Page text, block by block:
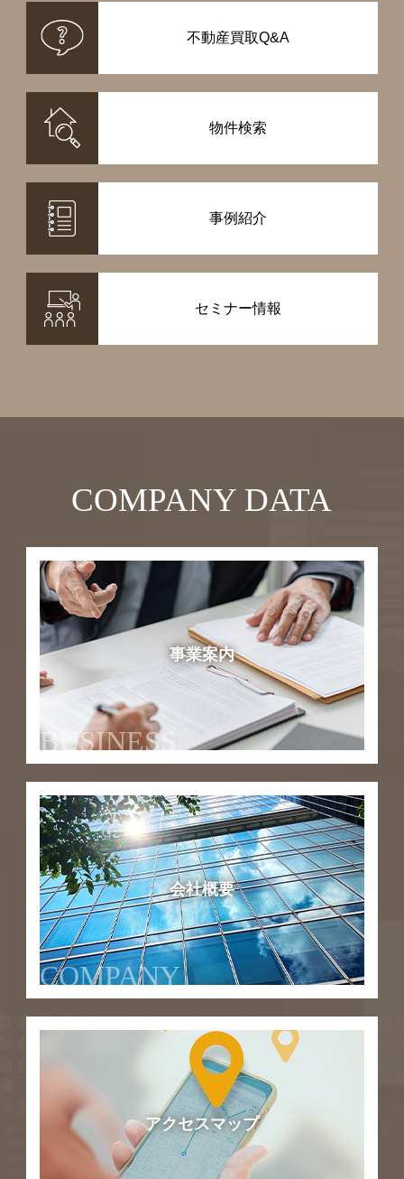
不動産買取Q&A
物件検索
事例紹介
セミナー情報
COMPANY DATA
事業案内
BUSINESS
会社概要
COMPANY
アクセスマップ